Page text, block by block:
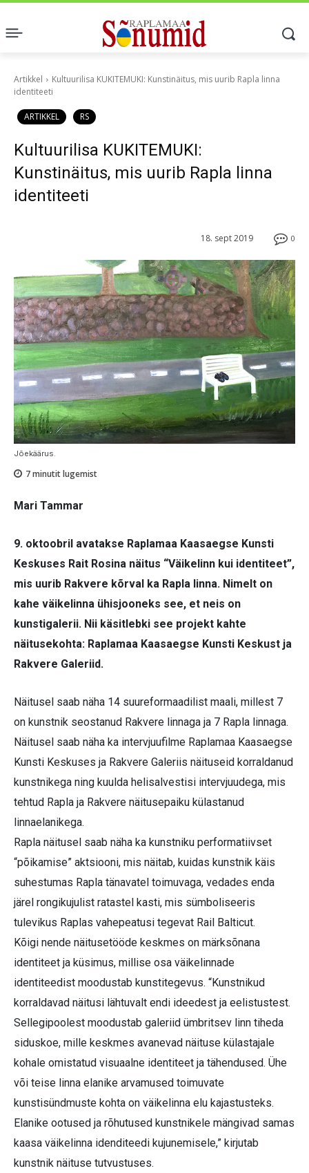
Artikkel
Kultuurilisa KUKITEMUKI: Kunstinäitus, mis uurib Rapla linna
identiteeti
ARTIKKEL RS
Kultuurilisa KUKITEMUKI:
Kunstinäitus, mis uurib Rapla linna
identiteeti
0
18. sept 2019
Jõekäärus.
7minutit lugemist
Mari Tammar
9. oktoobril avatakse Rap­lamaa Kaasaegse Kunsti
Keskuses Rait Rosina näitus “Väikelinn kui identiteet”,
mis uurib Rakvere kõrval ka Rapla linna. Nimelt on
kahe väikelinna ühisjooneks see, et neis on
kunstigalerii. Nii käsitlebki see projekt kahte
näitusekohta: Raplamaa Kaasaegse Kunsti Keskust ja
Rakvere Galeriid.
Näitusel saab näha 14 suureformaadilist maali, millest 7
on kunstnik seostanud Rakvere linnaga ja 7 Rapla linnaga.
Näitusel saab näha ka intervjuufilme Raplamaa Kaasaegse
Kunsti Keskuses ja Rakvere Galeriis näituseid korraldanud
kunstnikega ning kuulda helisalvestisi intervjuudega, mis
tehtud Rapla ja Rakvere näitusepaiku külastanud
linnaelanikega.
Rapla näitusel saab näha ka kunstniku performatiivset
“põikamise” aktsiooni, mis näitab, kuidas kunstnik käis
suhestumas Rapla tänavatel toimuvaga, vedades enda
järel rongikujulist ratastel kasti, mis sümboliseeris
tulevikus Raplas vahepeatusi tegevat Rail Balticut.
Kõigi nende näitusetööde keskmes on märksõnana
identiteet ja küsimus, millise osa väikelinnade
identiteedist moodustab kunstitegevus. “Kunstnikud
korraldavad näitusi lähtuvalt endi ideedest ja eelistustest.
Sellegipoolest moodustab galeriid ümbritsev linn tiheda
siduskoe, mille keskmes avanevad näituse külastajale
kohale omistatud visuaalne identiteet ja tähendused. Ühe
või teise linna elanike arvamused toimuvate
kunstisündmuste kohta on väikelinna elu kajastusteks.
Elanike ootused ja rõhutused kunstnikele mängivad samas
kaasa väikelinna idenditeedi kujunemisele,” kirjutab
kunstnik näituse tutvustuses.